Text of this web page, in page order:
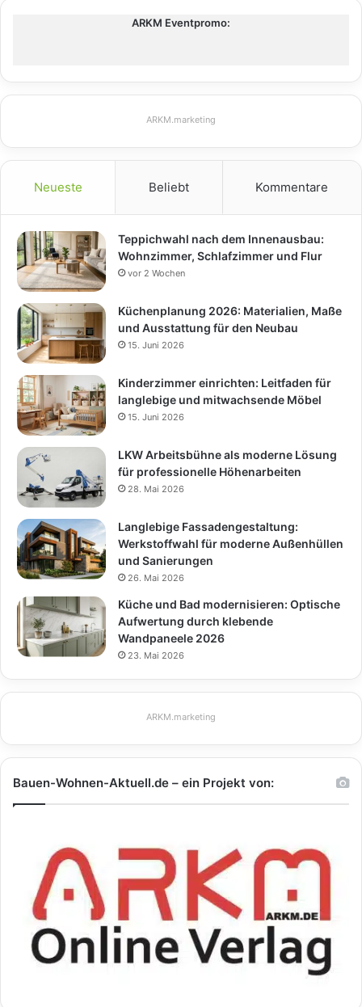
ARKM Eventpromo:
ARKM.marketing
Neueste Beliebt Kommentare
Teppichwahl nach dem Innenausbau:
Wohnzimmer, Schlafzimmer und Flur
vor 2 Wochen
Küchenplanung 2026: Materialien, Maße
und Ausstattung für den Neubau
15. Juni 2026
Kinderzimmer einrichten: Leitfaden für
langlebige und mitwachsende Möbel
15. Juni 2026
LKW Arbeitsbühne als moderne Lösung
für professionelle Höhenarbeiten
28. Mai 2026
Langlebige Fassadengestaltung:
Werkstoffwahl für moderne Außenhüllen
und Sanierungen
26. Mai 2026
Küche und Bad modernisieren: Optische
Aufwertung durch klebende
Wandpaneele 2026
23. Mai 2026
ARKM.marketing
Bauen-Wohnen-Aktuell.de – ein Projekt von: